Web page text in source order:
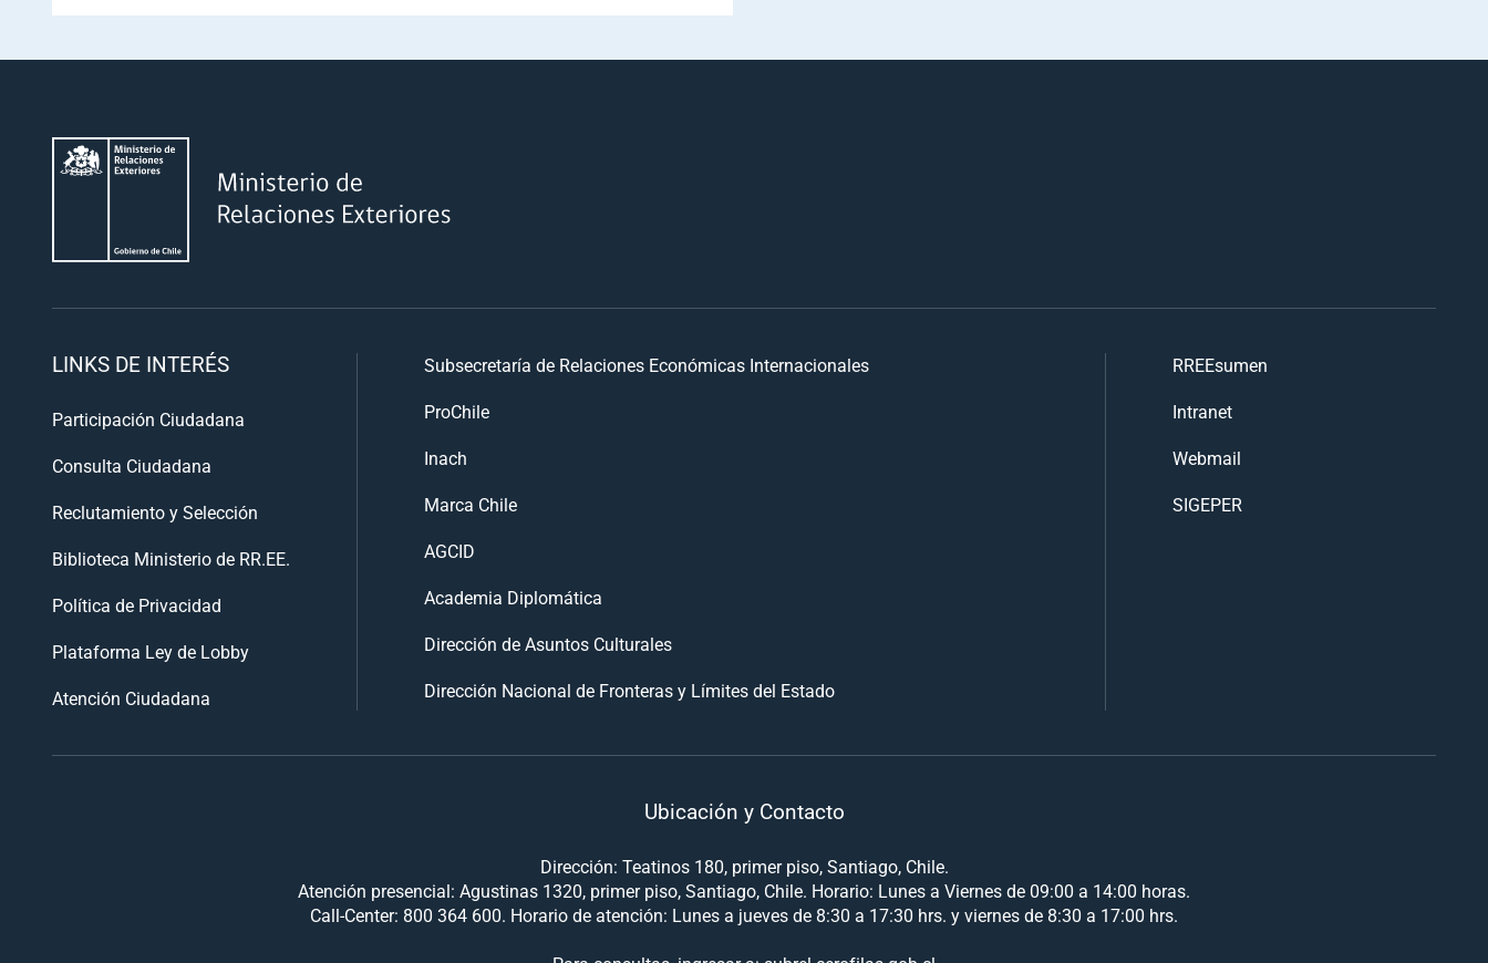
LINKS DE INTERÉS
Participación Ciudadana
Consulta Ciudadana
Reclutamiento y Selección
Biblioteca Ministerio de RR.EE.
Política de Privacidad
Plataforma Ley de Lobby
Atención Ciudadana
Subsecretaría de Relaciones Económicas Internacionales
ProChile
Inach
Marca Chile
AGCID
Academia Diplomática
Dirección de Asuntos Culturales
Dirección Nacional de Fronteras y Límites del Estado
RREEsumen
Intranet
Webmail
SIGEPER
Ubicación y Contacto
Dirección: Teatinos 180, primer piso, Santiago, Chile.
Atención presencial: Agustinas 1320, primer piso, Santiago, Chile. Horario: Lunes a Viernes de 09:00 a 14:00 horas.
Call-Center: 800 364 600. Horario de atención: Lunes a jueves de 8:30 a 17:30 hrs. y viernes de 8:30 a 17:00 hrs.